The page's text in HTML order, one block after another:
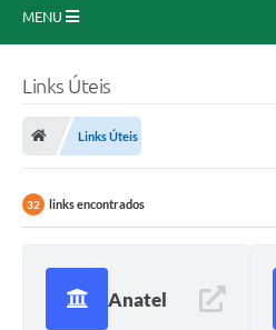
MENU
A Prefeitura
Portal da Transparência
Links Úteis
Links Úteis
32 links encontrados
Anatel